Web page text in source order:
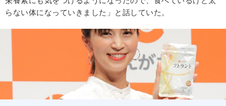
らない体になっていきました」と話していた。